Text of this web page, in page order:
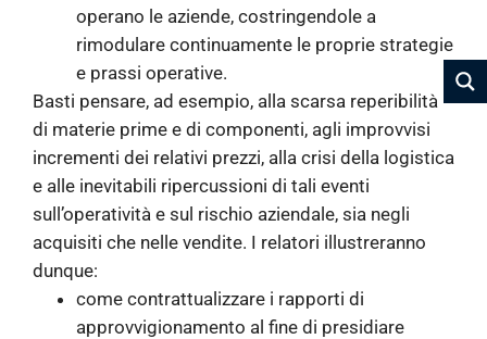
operano le aziende, costringendole a
rimodulare continuamente le proprie strategie
e prassi operative.
Basti pensare, ad esempio, alla scarsa reperibilità
di materie prime e di componenti, agli improvvisi
incrementi dei relativi prezzi, alla crisi della logistica
e alle inevitabili ripercussioni di tali eventi
sull’operatività e sul rischio aziendale, sia negli
acquisiti che nelle vendite. I relatori illustreranno
dunque:
come contrattualizzare i rapporti di
approvvigionamento al fine di presidiare